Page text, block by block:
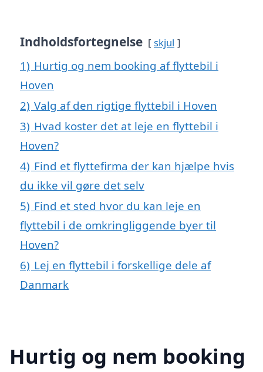
Indholdsfortegnelse skjul
1) Hurtig og nem booking af flyttebil i
Hoven
2) Valg af den rigtige flyttebil i Hoven
3) Hvad koster det at leje en flyttebil i
Hoven?
4) Find et flyttefirma der kan hjælpe hvis
du ikke vil gøre det selv
5) Find et sted hvor du kan leje en
flyttebil i de omkringliggende byer til
Hoven?
6) Lej en flyttebil i forskellige dele af
Danmark
Hurtig og nem booking